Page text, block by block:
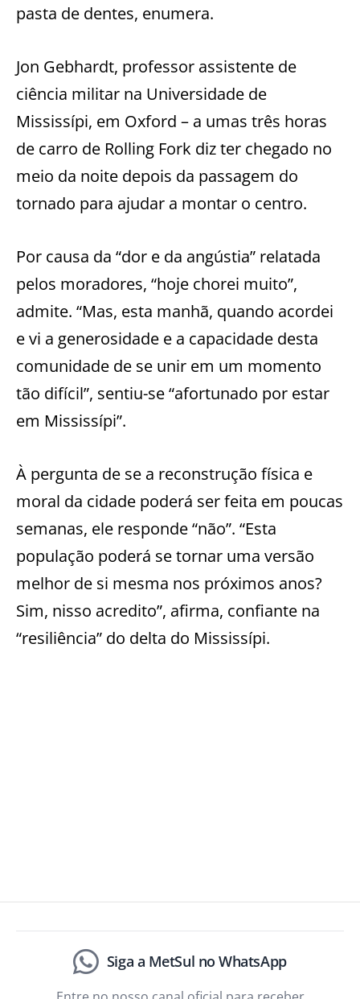
pasta de dentes, enumera.
Jon Gebhardt, professor assistente de
ciência militar na Universidade de
Mississípi, em Oxford – a umas três horas
de carro de Rolling Fork diz ter chegado no
meio da noite depois da passagem do
tornado para ajudar a montar o centro.
Por causa da “dor e da angústia” relatada
pelos moradores, “hoje chorei muito”,
admite. “Mas, esta manhã, quando acordei
e vi a generosidade e a capacidade desta
comunidade de se unir em um momento
tão difícil”, sentiu-se “afortunado por estar
em Mississípi”.
À pergunta de se a reconstrução física e
moral da cidade poderá ser feita em poucas
semanas, ele responde “não”. “Esta
população poderá se tornar uma versão
melhor de si mesma nos próximos anos?
Sim, nisso acredito”, afirma, confiante na
“resiliência” do delta do Mississípi.
Siga a MetSul no WhatsApp